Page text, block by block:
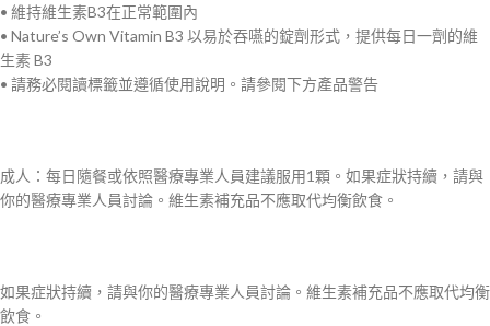
• 維持維生素B3在正常範圍內
• Nature’s Own Vitamin B3 以易於吞嚥的錠劑形式，提供每日一劑的維
生素 B3
• 請務必閱讀標籤並遵循使用說明。請參閱下方產品警告
成人：每日隨餐或依照醫療專業人員建議服用1顆。如果症狀持續，請與
你的醫療專業人員討論。維生素補充品不應取代均衡飲食。
如果症狀持續，請與你的醫療專業人員討論。維生素補充品不應取代均衡
飲食。